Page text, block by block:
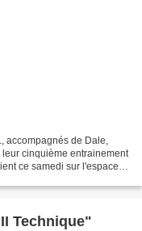
accompagnés de Dale,
cinquième entrainement
ce samedi sur l'espace
Technique"